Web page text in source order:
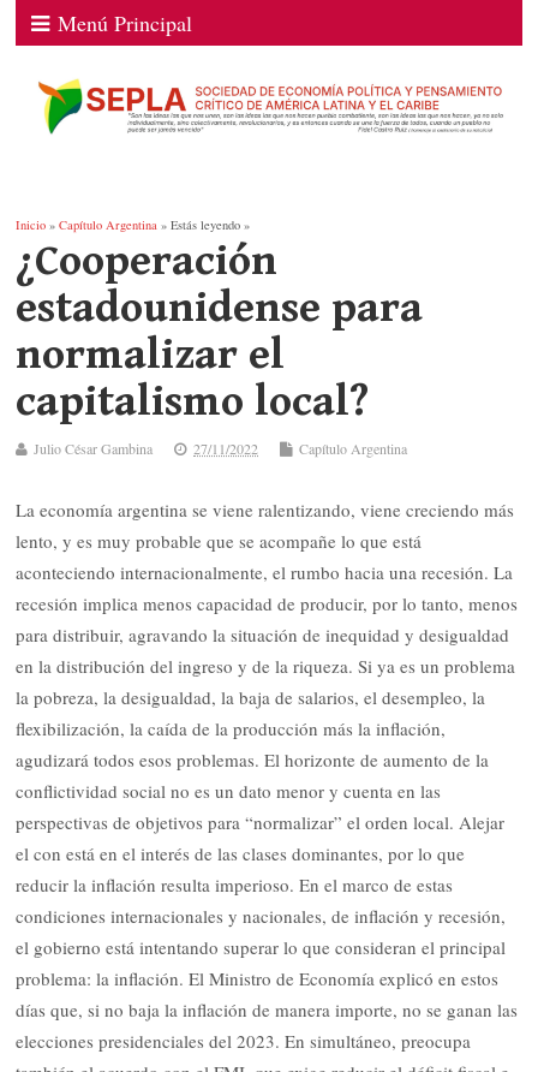
Menú Principal
Inicio »Capítulo Argentina » Estás leyendo »
¿Cooperación
estadounidense para
normalizar el
capitalismo local?
Julio César Gambina 27/11/2022 Capítulo Argentina
La economía argentina se viene ralentizando, viene creciendo más
lento, y es muy probable que se acompañe lo que está
aconteciendo internacionalmente, el rumbo hacia una recesión. La
recesión implica menos capacidad de producir, por lo tanto, menos
para distribuir, agravando la situación de inequidad y desigualdad
en la distribución del ingreso y de la riqueza. Si ya es un problema
la pobreza, la desigualdad, la baja de salarios, el desempleo, la
flexibilización, la caída de la producción más la inflación,
agudizará todos esos problemas. El horizonte de aumento de la
conflictividad social no es un dato menor y cuenta en las
perspectivas de objetivos para “normalizar” el orden local. Alejar
el con está en el interés de las clases dominantes, por lo que
reducir la inflación resulta imperioso. En el marco de estas
condiciones internacionales y nacionales, de inflación y recesión,
el gobierno está intentando superar lo que consideran el principal
problema: la inflación. El Ministro de Economía explicó en estos
días que, si no baja la inflación de manera importe, no se ganan las
elecciones presidenciales del 2023. En simultáneo, preocupa